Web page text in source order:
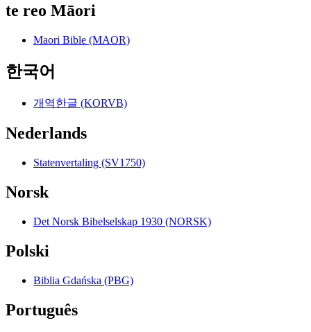
te reo Māori
Maori Bible (MAOR)
한국어
개역한글 (KORVB)
Nederlands
Statenvertaling (SV1750)
Norsk
Det Norsk Bibelselskap 1930 (NORSK)
Polski
Biblia Gdańska (PBG)
Português